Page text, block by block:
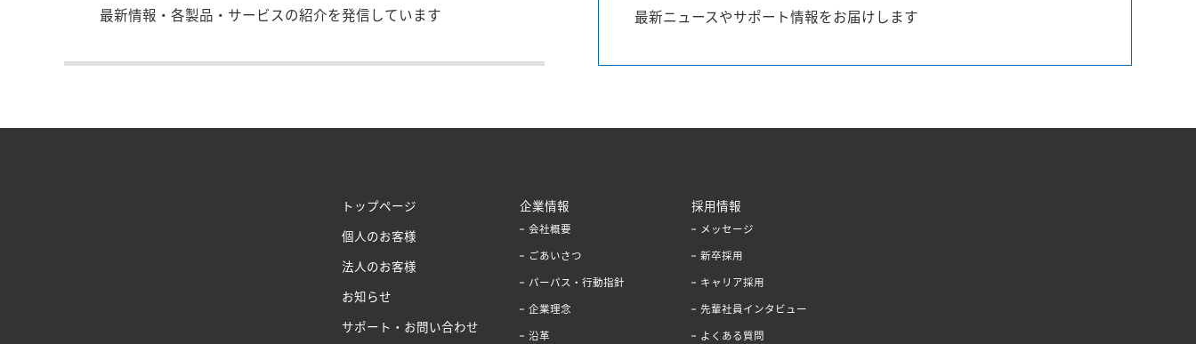
最新情報・各製品・サービスの紹介を発信しています 最新ニュースやサポート情報をお届けします
トップページ
個人のお客様
法人のお客様
お知らせ
サポート・お問い合わせ
企業情報
会社概要
ごあいさつ
パーパス・行動指針
企業理念
沿革
採用情報
メッセージ
新卒採用
キャリア採用
先輩社員インタビュー
よくある質問